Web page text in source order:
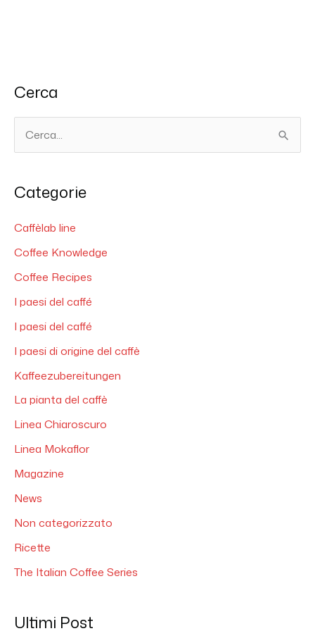
Cerca
c
a
Categorie
Caffèlab line
Coffee Knowledge
Coffee Recipes
I paesi del caffé
I paesi del caffé
I paesi di origine del caffè
Kaffeezubereitungen
La pianta del caffè
Linea Chiaroscuro
Linea Mokaflor
Magazine
News
Non categorizzato
Ricette
The Italian Coffee Series
Ultimi Post